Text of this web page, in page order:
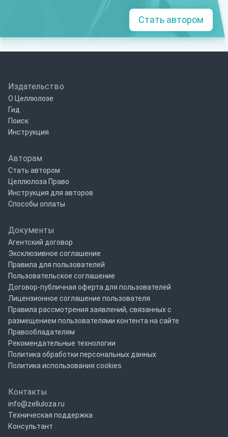
Стать автором
Издательство
О Целлюлозе
Гид
Поиск
Инструкция
Авторам
Стать автором
Целлюлоза Право
Инструкция для авторов
Способы оплаты
Документы
Агентский договор
Эксклюзивное соглашение
Правила для пользователей
Пользовательское соглашение
Договор-публичная оферта для пользователей
Лицензионное соглашение пользователя
Правила рассмотрения заявлений, связанных с
размещением пользователями контента на сайте
Правообладателям
Рекомендательные технологии
Политика обработки персональных данных
Политика использования cookies
Контакты
info@zelluloza.ru
Техническая поддержка
Консультант